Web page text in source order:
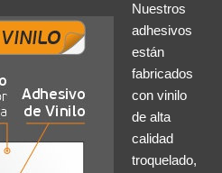
Nuestros
adhesivos
están
fabricados
con vinilo
de alta
calidad
troquelado,